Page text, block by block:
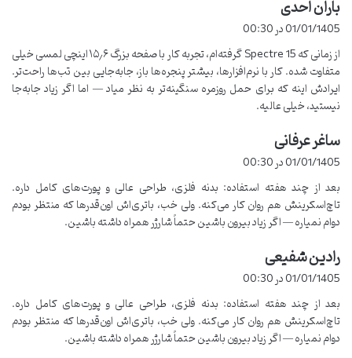
و تشخیص چهره است. این ویژگی‌ها برای افرادی که دنبال امنیت بالا
هستن، خیلی مفیده. البته، تشخیص چهره گاهی اوقات در نور کم
به‌درستی کار نمی‌کنه، ولی حسگر اثر انگشت بسیار سریع و دقیق عمل
می‌کنه.
قلم دیجیتال و تجربه کاربری
یکی از قابلیت‌های جذاب این لپ‌تاپ، پشتیبانی از قلم دیجیتال
Active Penهست. این قلم برای طراحی و یادداشت‌برداری خیلی
کاربردیه. هرچند در ابتدای استفاده کمی زمان می‌بره تا به فشار قلم عادت
کنید، ولی بعد از کمی تمرین، عملکردش خیلی روان و دقیق میشه.
مقایسه با سایر لپتاپها
اگر بخوام لپ تاپHP Spectre 15
کنم، مثلاً Dell XPS 15، باید بگم که در طراحی و صفحه‌نمایش،
Spectre 15 واقعاً برتره. اما در بخش‌های دیگر مثل عملکرد باتری و
سیستم خنک‌کننده، Dell XPS بهتر عمل می‌کنه.
باران احدی
ت
:
01/01/1405 در 00:30
از زمانی که Spectre 15 گرفته‌ام، تجربه کار با صفحه بزرگ ۱۵٫۶ اینچی لمسی خیلی
متفاوت شده. کار با نرم‌افزارها، بیشتر پنجره‌ها باز، جابه‌جایی بین تب‌ها راحت‌تر.
ایرادش اینه که برای حمل روزمره سنگینه‌تر به نظر میاد — اما اگر زیاد جابه‌جا
نیستید، خیلی عالیه.
ساغر عرفانیف
:
01/01/1405 در 00:30
بعد از چند هفته استفاده: بدنه فلزی، طراحی عالی و پورت‌های کامل داره.
تاچ‌اسکرینش هم روان کار می‌کنه. ولی خب، باتری‌اش اون‌قدرها که منتظر بودم
دوام نمیاره — اگر زیاد بیرون باشین حتماً شارژر همراه داشته باشین.
رادین شفیعیف
01/01/1405 در 00:30
بعد از چند هفته استفاده: بدنه فلزی، طراحی عالی و پورت‌های کامل داره.
تاچ‌اسکرینش هم روان کار می‌کنه. ولی خب، باتری‌اش اون‌قدرها که منتظر بودم
دوام نمیاره — اگر زیاد بیرون باشین حتماً شارژر همراه داشته باشین.